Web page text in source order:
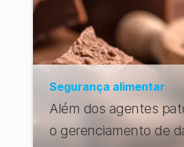
Segurança alimentar
Além dos agentes
o gerenciamento de